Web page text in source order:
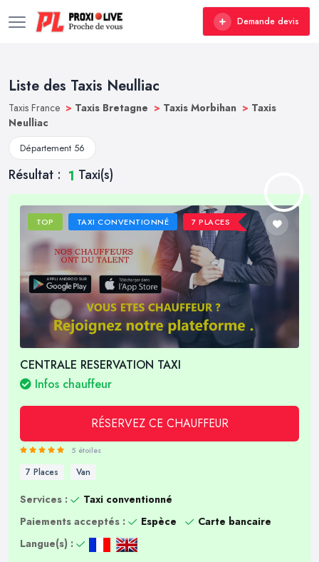
Demande devis
Liste des Taxis Neulliac
Taxis France > Taxis Bretagne > Taxis Morbihan > Taxis
Neulliac
Département 56
Résultat : 1 Taxi(s)
TOP TAXI CONVENTIONNÉ 7 PLACES
CENTRALE RESERVATION TAXI
Infos chauffeur
RÉSERVEZ CE CHAUFFEUR
5 étoiles
7 Places Van
Services :
Taxi conventionné
Paiements acceptés :
Espèce
Carte bancaire
Langue(s) :